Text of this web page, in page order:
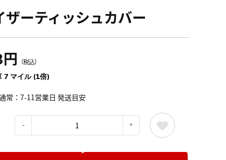
ザーティッシュカバー
（税込）
7 マイル (1倍)
常：7-11営業日 発送目安